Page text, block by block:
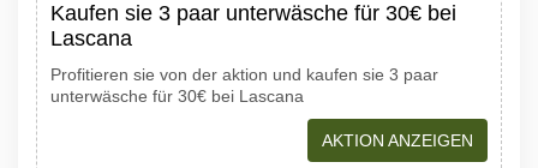
Kaufen sie 3 paar unterwäsche für 30€ bei
Lascana
Profitieren sie von der aktion und kaufen sie 3 paar
unterwäsche für 30€ bei Lascana
AKTION ANZEIGEN